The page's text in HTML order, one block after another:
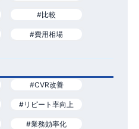
#比較
#費用相場
#CVR改善
#リピート率向上
#業務効率化